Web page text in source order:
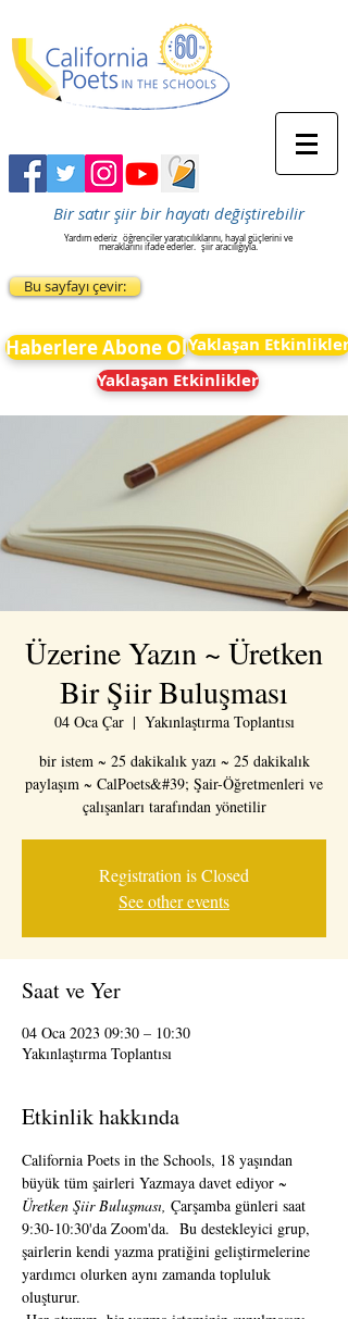
Bir satır şiir bir hayatı değiştirebilir
Yardım ederiz öğrenciler yaratıcılıklarını, hayal güçlerini ve
meraklarını ifade ederler. şiir aracılığıyla.
Bu sayfayı çevir:
Haberlere Abone OlYaklaşan Etkinlikler
Yaklaşan Etkinlikler
Üzerine Yazın ~ Üretken
Bir Şiir Buluşması
04 Oca Çar
  |
Yakınlaştırma Toplantısı
bir istem ~ 25 dakikalık yazı ~ 25 dakikalık
paylaşım ~ CalPoets&#39; Şair-Öğretmenleri ve
çalışanları tarafından yönetilir
Registration is Closed
See other events
Saat ve Yer
04 Oca 2023 09:30 – 10:30
Yakınlaştırma Toplantısı
Etkinlik hakkında
California Poets in the Schools, 18 yaşından
büyük tüm şairleri Yazmaya davet ediyor ~
Üretken Şiir Buluşması, Çarşamba günleri saat
9:30-10:30'da Zoom'da.  Bu destekleyici grup,
şairlerin kendi yazma pratiğini geliştirmelerine
yardımcı olurken aynı zamanda topluluk
oluşturur.